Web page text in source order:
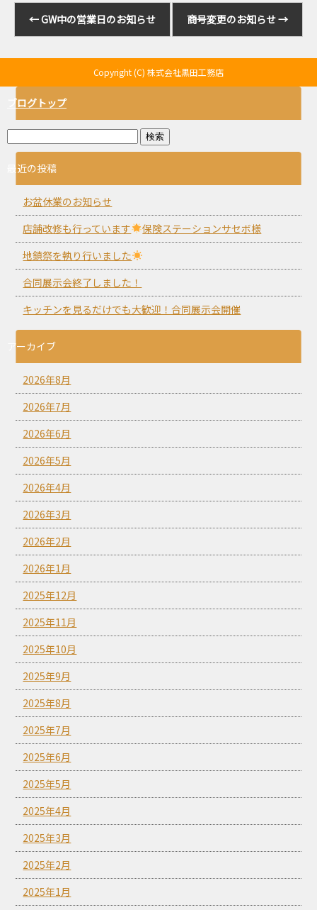
←GW中の営業日のお知らせ 商号変更のお知らせ→
Copyright (C) 株式会社黒田工務店
ブログトップ
最近の投稿
お盆休業のお知らせ
店舗改修も行っています
保険ステーションサセボ様
地鎮祭を執り行いました
合同展示会終了しました！
キッチンを見るだけでも大歓迎！合同展示会開催
アーカイブ
2026年8月
2026年7月
2026年6月
2026年5月
2026年4月
2026年3月
2026年2月
2026年1月
2025年12月
2025年11月
2025年10月
2025年9月
2025年8月
2025年7月
2025年6月
2025年5月
2025年4月
2025年3月
2025年2月
2025年1月